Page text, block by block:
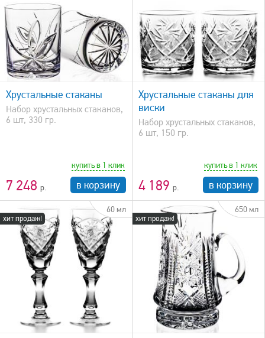
Хрустальные стаканы
Набор хрустальных стаканов,
6 шт, 330 гр.
7 248
купить в 1 клик
в корзину
быстрый просмотр
Хрустальные стаканы для
виски
Набор хрустальных стаканов,
6 шт, 150 гр.
4 189
купить в 1 клик
в корзину
хит продаж!
60 мл
хит продаж!
650 мл
быстрый просмотр